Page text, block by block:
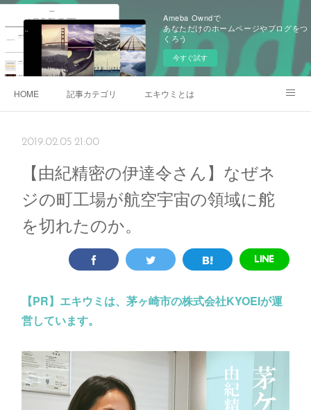
Ameba Owndで
あなただけのホームページやブログをつ
くろう
今すぐ試す
HOME 記事カテゴリ エキウミとは
2019.02.05 21:00
【由紀精密の伊達令さん】なぜネ
ジの町工場が航空宇宙の領域に舵
を切れたのか。
【PR】 エキウミは、茅ヶ崎市の株式会社KYOEIが運
営しています。